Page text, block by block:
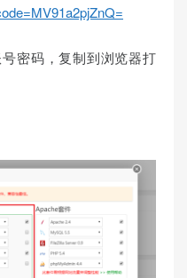
密码，复制到浏览器打